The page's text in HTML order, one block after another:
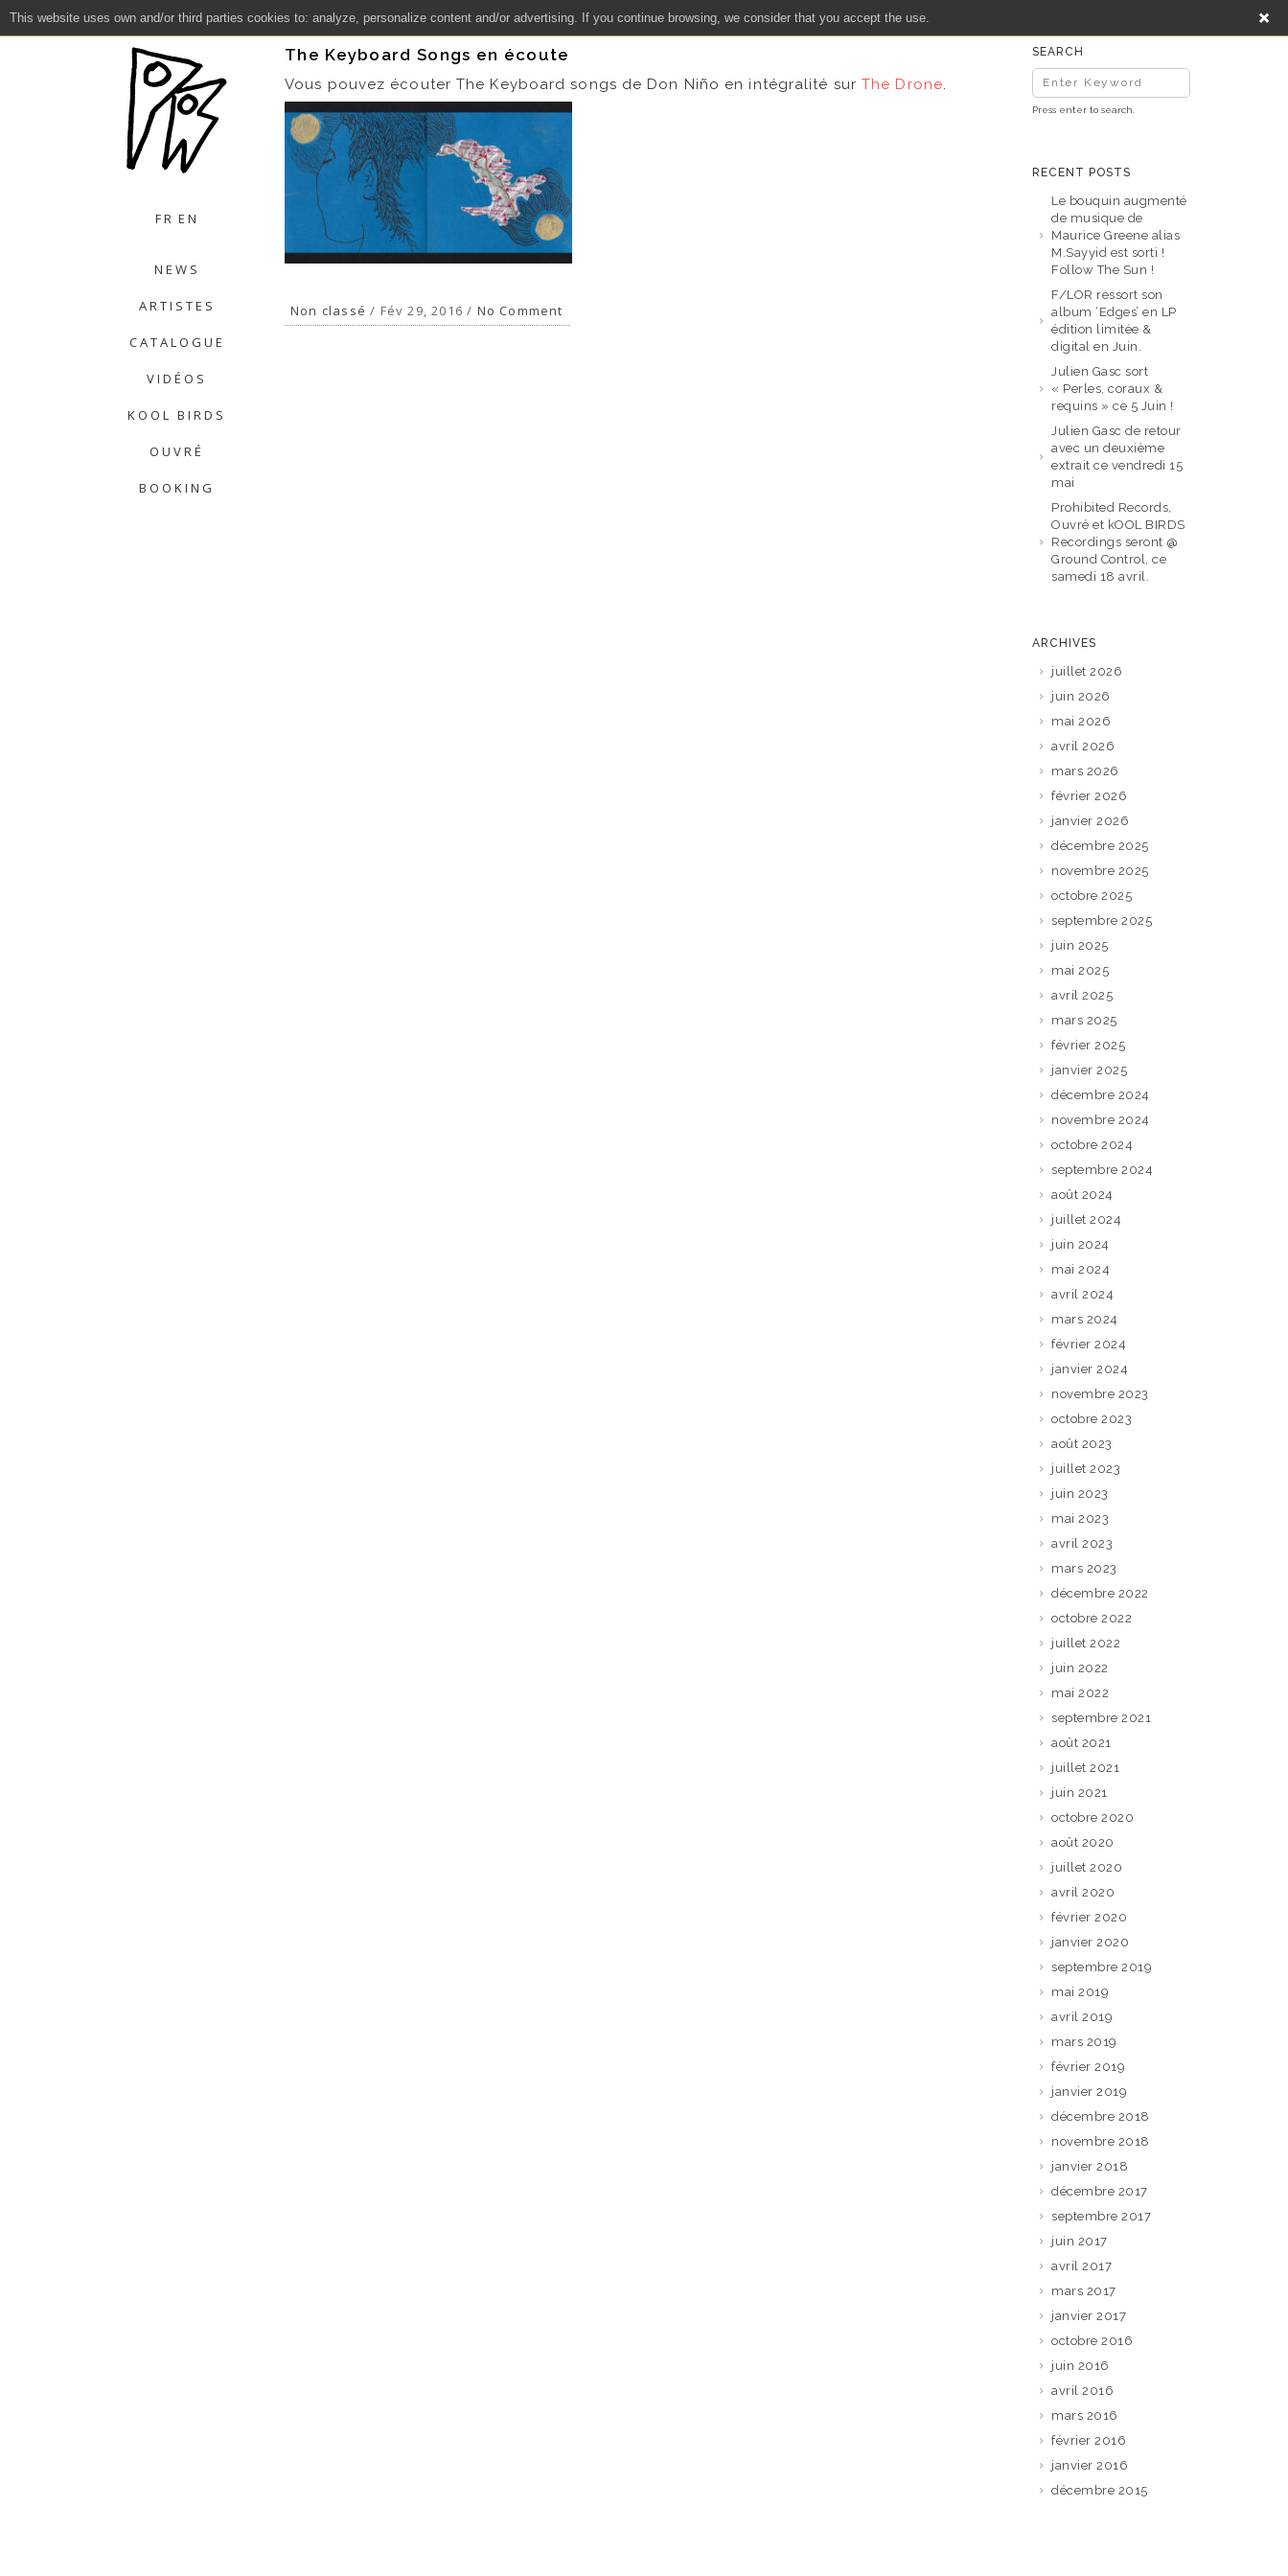
This website uses own and/or third parties cookies to: analyze, personalize content and/or advertising. If you continue browsing, we consider that you accept the use.
Close
FR EN
NEWS
ARTISTES
CATALOGUE
VIDÉOS
KOOL BIRDS
OUVRÉ
BOOKING
The Keyboard Songs en écoute
Vous pouvez écouter The Keyboard songs de Don Niño en intégralité sur The Drone.
Non classé / Fév 29, 2016 / No Comment
SEARCH
Press enter to search.
RECENT POSTS
Le bouquin augmenté
de musique de
Maurice Greene alias
M.Sayyid est sorti !
Follow The Sun !
F/LOR ressort son
album ‘Edges’ en LP
édition limitée &
digital en Juin.
Julien Gasc sort
« Perles, coraux &
requins » ce 5 Juin !
Julien Gasc de retour
avec un deuxième
extrait ce vendredi 15
mai
Prohibited Records,
Ouvré et kOOL BIRDS
Recordings seront @
Ground Control, ce
samedi 18 avril.
ARCHIVES
juillet 2026
juin 2026
mai 2026
avril 2026
mars 2026
février 2026
janvier 2026
décembre 2025
novembre 2025
octobre 2025
septembre 2025
juin 2025
mai 2025
avril 2025
mars 2025
février 2025
janvier 2025
décembre 2024
novembre 2024
octobre 2024
septembre 2024
août 2024
juillet 2024
juin 2024
mai 2024
avril 2024
mars 2024
février 2024
janvier 2024
novembre 2023
octobre 2023
août 2023
juillet 2023
juin 2023
mai 2023
avril 2023
mars 2023
décembre 2022
octobre 2022
juillet 2022
juin 2022
mai 2022
septembre 2021
août 2021
juillet 2021
juin 2021
octobre 2020
août 2020
juillet 2020
avril 2020
février 2020
janvier 2020
septembre 2019
mai 2019
avril 2019
mars 2019
février 2019
janvier 2019
décembre 2018
novembre 2018
janvier 2018
décembre 2017
septembre 2017
juin 2017
avril 2017
mars 2017
janvier 2017
octobre 2016
juin 2016
avril 2016
mars 2016
février 2016
janvier 2016
décembre 2015